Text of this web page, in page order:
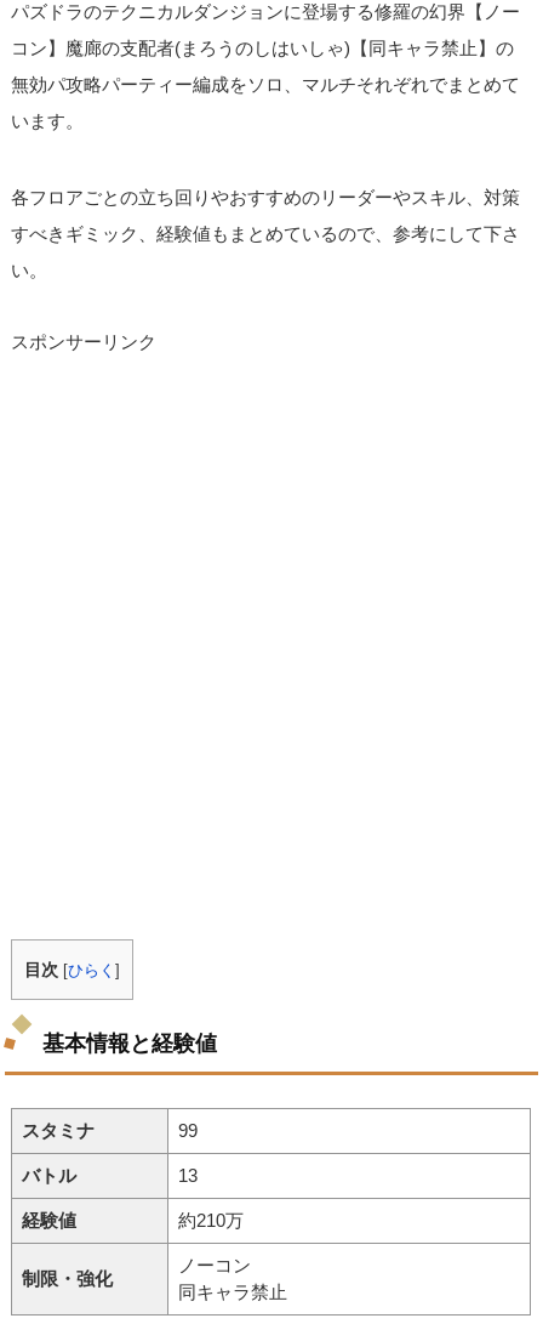
パズドラのテクニカルダンジョンに登場する修羅の幻界【ノー
コン】魔廊の支配者(まろうのしはいしゃ)【同キャラ禁止】の
無効パ攻略パーティー編成をソロ、マルチそれぞれでまとめて
います。
各フロアごとの立ち回りやおすすめのリーダーやスキル、対策
すべきギミック、経験値もまとめているので、参考にして下さ
い。
スポンサーリンク
目次 [ひらく]
基本情報と経験値
スタミナ 99
バトル 13
経験値 約210万
制限・強化
ノーコン
同キャラ禁止